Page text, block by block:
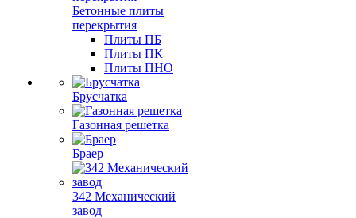
Бетонные плиты
перекрытия
Плиты ПБ
Плиты ПК
Плиты ПНО
Брусчатка
Газонная решетка
Браер
342 Механический
завод